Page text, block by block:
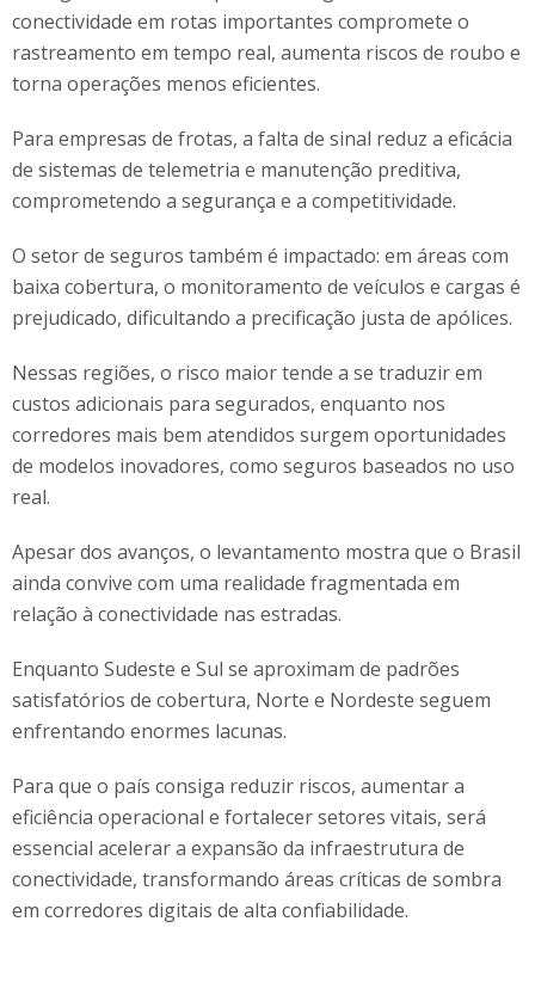
conectividade em rotas importantes compromete o
rastreamento em tempo real, aumenta riscos de roubo e
torna operações menos eficientes.
Para empresas de frotas, a falta de sinal reduz a eficácia
de sistemas de telemetria e manutenção preditiva,
comprometendo a segurança e a competitividade.
O setor de seguros também é impactado: em áreas com
baixa cobertura, o monitoramento de veículos e cargas é
prejudicado, dificultando a precificação justa de apólices.
Nessas regiões, o risco maior tende a se traduzir em
custos adicionais para segurados, enquanto nos
corredores mais bem atendidos surgem oportunidades
de modelos inovadores, como seguros baseados no uso
real.
Apesar dos avanços, o levantamento mostra que o Brasil
ainda convive com uma realidade fragmentada em
relação à conectividade nas estradas.
Enquanto Sudeste e Sul se aproximam de padrões
satisfatórios de cobertura, Norte e Nordeste seguem
enfrentando enormes lacunas.
Para que o país consiga reduzir riscos, aumentar a
eficiência operacional e fortalecer setores vitais, será
essencial acelerar a expansão da infraestrutura de
conectividade, transformando áreas críticas de sombra
em corredores digitais de alta confiabilidade.